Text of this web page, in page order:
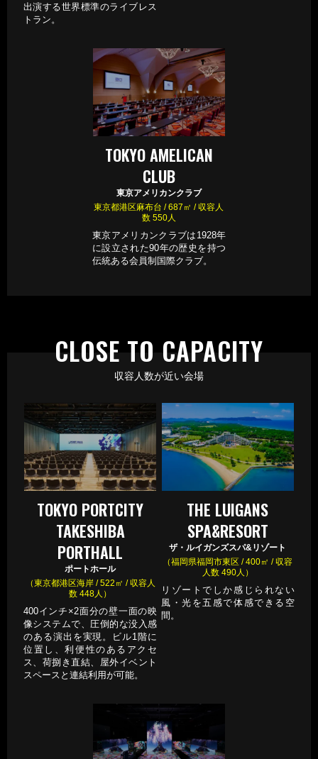
出演する世界標準のライブレス
トラン。
TOKYO AMELICAN
CLUB
東京アメリカンクラブ
東京都港区麻布台 / 687㎡ / 収容人
数 550人
東京アメリカンクラブは1928年
に設立された90年の歴史を持つ
伝統ある会員制国際クラブ。
収容人数が近い会場
CLOSE TO CAPACITY
TOKYO PORTCITY
TAKESHIBA
PORTHALL
ポートホール
（東京都港区海岸 / 522㎡ / 収容人
数 448人）
400インチ×2面分の壁一面の映
像システムで、圧倒的な没入感
のある演出を実現。ビル1階に
位置し、利便性のあるアクセ
ス、荷捌き直結、屋外イベント
スペースと連結利用が可能。
THE LUIGANS
SPA&RESORT
ザ・ルイガンズスパ&リゾート
（福岡県福岡市東区 / 400㎡ / 収容
人数 490人）
リゾートでしか感じられない
風・光を五感で体感できる空
間。